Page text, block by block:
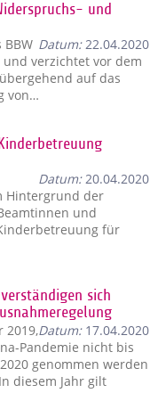
und
Datum:22.04.2020
und verzichtet vor dem
auf das
von…
Datum:20.04.2020
Hintergrund der
und
für
sich
Datum:17.04.2020
2019,
Pandemie nicht bis
genommen werden
diesem Jahr gilt